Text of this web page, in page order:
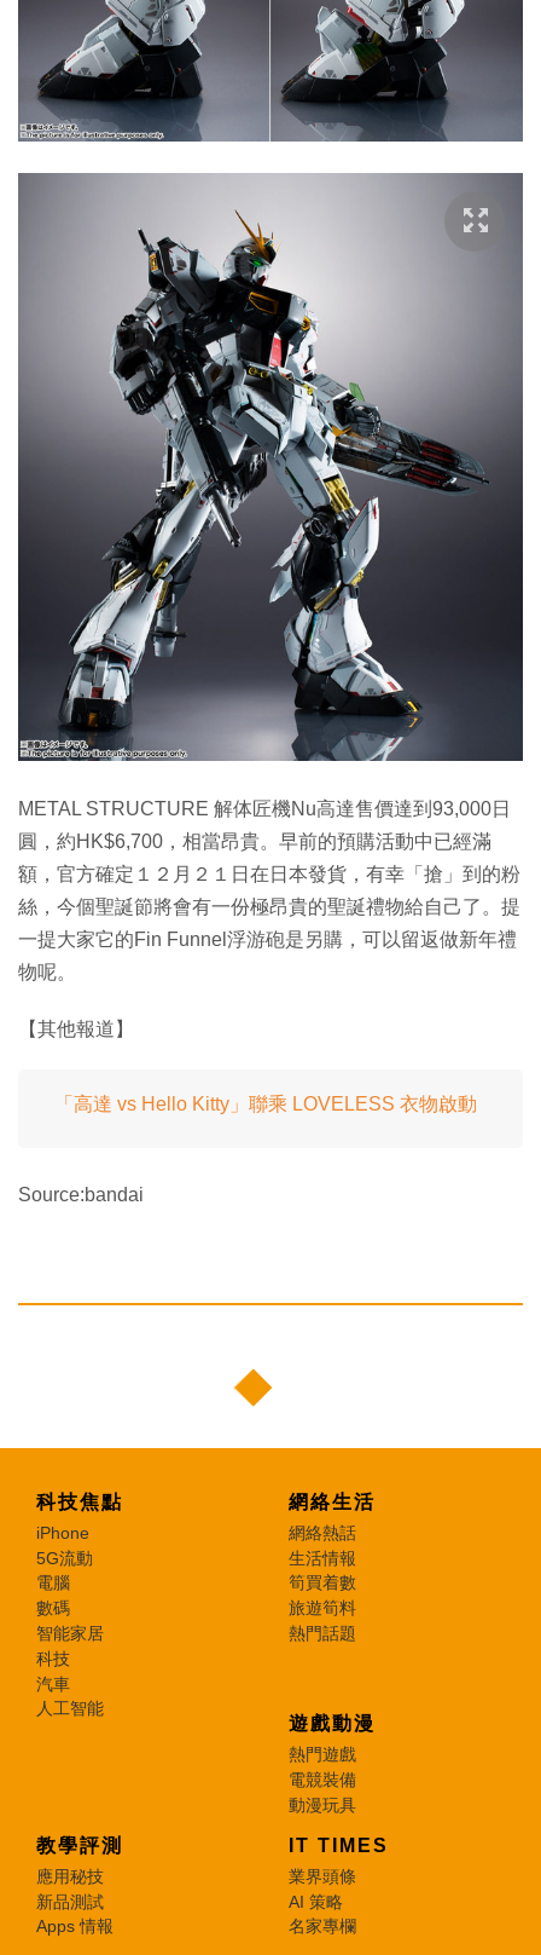
METAL STRUCTURE 解体匠機Nu高達售價達到93,000日
圓，約HK$6,700，相當昂貴。早前的預購活動中已經滿
額，官方確定１２月２１日在日本發貨，有幸「搶」到的粉
絲，今個聖誕節將會有一份極昂貴的聖誕禮物給自己了。提
一提大家它的Fin Funnel浮游砲是另購，可以留返做新年禮
物呢。
【其他報道】
「高達 vs Hello Kitty」聯乘 LOVELESS 衣物啟動
Source:bandai
科技焦點
iPhone
5G流動
電腦
數碼
智能家居
科技
汽車
人工智能
網絡生活
網絡熱話
生活情報
筍買着數
旅遊筍料
熱門話題
遊戲動漫
熱門遊戲
電競裝備
動漫玩具
教學評測
應用秘技
新品測試
Apps 情報
IT TIMES
業界頭條
AI 策略
名家專欄